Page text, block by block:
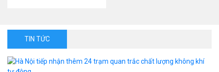
TIN TỨC